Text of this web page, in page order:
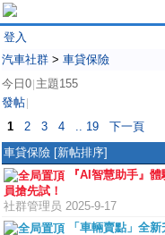
登入
汽車社群 > 車貸保險
今日0 主題155
發帖
1 2 3 4 .. 19
下一頁
車貸保險 [新帖排序]
『AI智慧助手』
員搶先試！
社群管理员 2025-9-17
「車輛賣點」全